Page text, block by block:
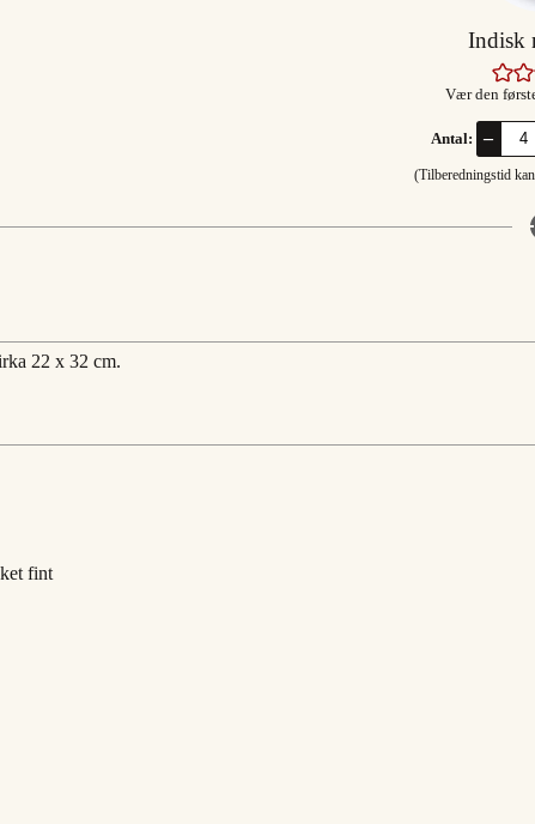
Indisk
Vær den
Antal: –
(Tilberedningstid
22 x 32 cm.
fint